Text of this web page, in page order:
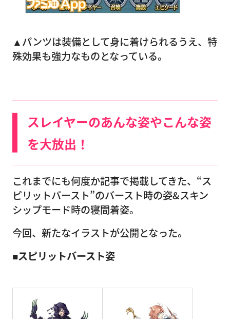
▲パンツは装備として身に着けられるうえ、特
殊効果も強力なものとなっている。
スレイヤーのあんな姿やこんな姿
を大放出！
これまでにも何度か記事で掲載してきた、“ス
ピリットバースト”のバースト時の姿&スキン
シップモード時の寝間着姿。
今回、新たなイラストが公開となった。
■スピリットバースト姿